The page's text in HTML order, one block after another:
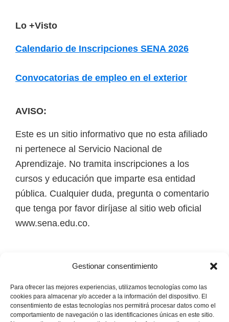
Lo +Visto
Calendario de Inscripciones SENA 2026
Convocatorias de empleo en el exterior
AVISO:
Este es un sitio informativo que no esta afiliado
ni pertenece al Servicio Nacional de
Aprendizaje. No tramita inscripciones a los
cursos y educación que imparte esa entidad
pública. Cualquier duda, pregunta o comentario
que tenga por favor diríjase al sitio web oficial
www.sena.edu.co.
nombres comerciales, marcas registradas, logos
e imágenes pertenecen a sus respectivos
propietarios.
Gestionar consentimiento
Para ofrecer las mejores experiencias, utilizamos tecnologías como las
cookies para almacenar y/o acceder a la información del dispositivo. El
consentimiento de estas tecnologías nos permitirá procesar datos como el
comportamiento de navegación o las identificaciones únicas en este sitio.